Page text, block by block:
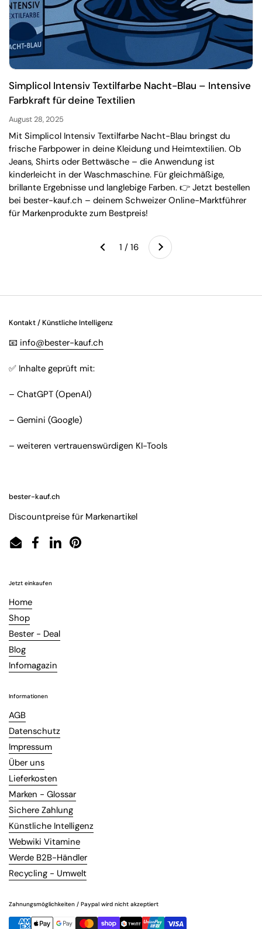
Simplicol Intensiv Textilfarbe Nacht-Blau – Intensive
Farbkraft für deine Textilien
August 28, 2025
Mit Simplicol Intensiv Textilfarbe Nacht-Blau bringst du
frische Farbpower in deine Kleidung und Heimtextilien. Ob
Jeans, Shirts oder Bettwäsche – die Anwendung ist
kinderleicht in der Waschmaschine. Für gleichmäßige,
brillante Ergebnisse und langlebige Farben. 👉 Jetzt bestellen
bei bester-kauf.ch – deinem Schweizer Online-Marktführer
für Markenprodukte zum Bestpreis!
Zurück 1 / 16 Weiter
Kontakt / Künstliche Intelligenz
📧 info@bester-kauf.ch
✅ Inhalte geprüft mit:
– ChatGPT (OpenAI)
– Gemini (Google)
– weiteren vertrauenswürdigen KI-Tools
bester-kauf.ch
Discountpreise für Markenartikel
EmailFacebook
LinkedInPinterest
Jetzt einkaufen
Home
Shop
Bester - Deal
Blog
Infomagazin
Informationen
AGB
Datenschutz
Impressum
Über uns
Lieferkosten
Marken - Glossar
Sichere Zahlung
Künstliche Intelligenz
Webwiki Vitamine
Werde B2B-Händler
Recycling - Umwelt
Zahnungsmöglichkeiten / Paypal wird nicht akzeptiert